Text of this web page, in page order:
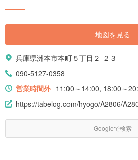
地図を見る
兵庫県洲本市本町５丁目２-２３
090-5127-0358
営業時間外 11:00～14:00, 18:00～
https://tabelog.com/hyogo/A2806/
Googleで検索